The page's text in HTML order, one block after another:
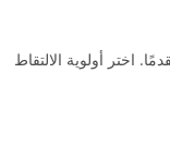
اختر أولوية الالتقاط